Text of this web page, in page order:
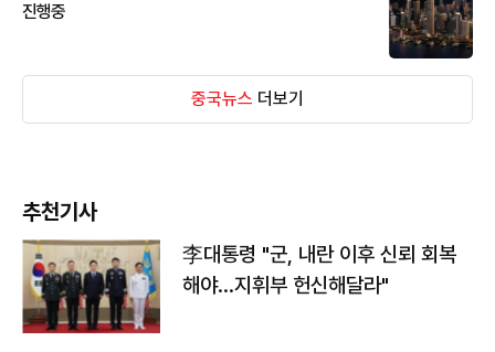
진행중
중국뉴스 더보기
추천기사
李대통령 "군, 내란 이후 신뢰 회복
해야…지휘부 헌신해달라"